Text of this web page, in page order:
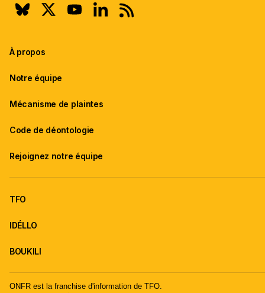
À propos
Notre équipe
Mécanisme de plaintes
Code de déontologie
Rejoignez notre équipe
TFO
IDÉLLO
BOUKILI
ONFR est la franchise d'information de TFO.